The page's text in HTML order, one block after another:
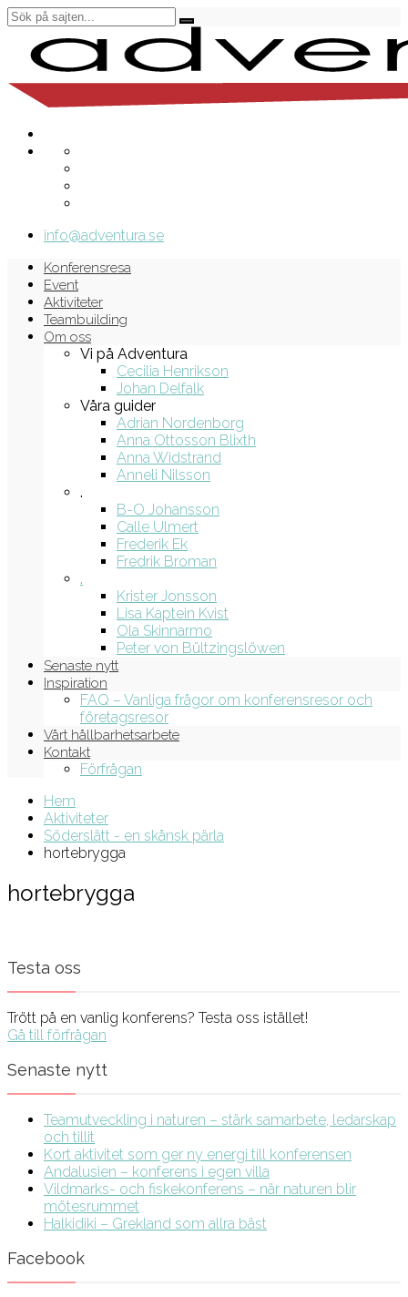
info@adventura.se
Konferensresa
Event
Aktiviteter
Teambuilding
Om oss
Vi på Adventura
Cecilia Henrikson
Johan Delfalk
Våra guider
Adrian Nordenborg
Anna Ottosson Blixth
Anna Widstrand
Anneli Nilsson
.
B-O Johansson
Calle Ulmert
Frederik Ek
Fredrik Broman
.
Krister Jonsson
Lisa Kaptein Kvist
Ola Skinnarmo
Peter von Bültzingslöwen
Senaste nytt
Inspiration
FAQ – Vanliga frågor om konferensresor och
företagsresor
Vårt hållbarhetsarbete
Kontakt
Förfrågan
Hem
Aktiviteter
Söderslätt - en skånsk pärla
hortebrygga
hortebrygga
Testa oss
Trött på en vanlig konferens? Testa oss istället!
Gå till förfrågan
Senaste nytt
Teamutveckling i naturen – stärk samarbete, ledarskap
och tillit
Kort aktivitet som ger ny energi till konferensen
Andalusien – konferens i egen villa
Vildmarks- och fiskekonferens – när naturen blir
mötesrummet
Halkidiki – Grekland som allra bäst
Facebook